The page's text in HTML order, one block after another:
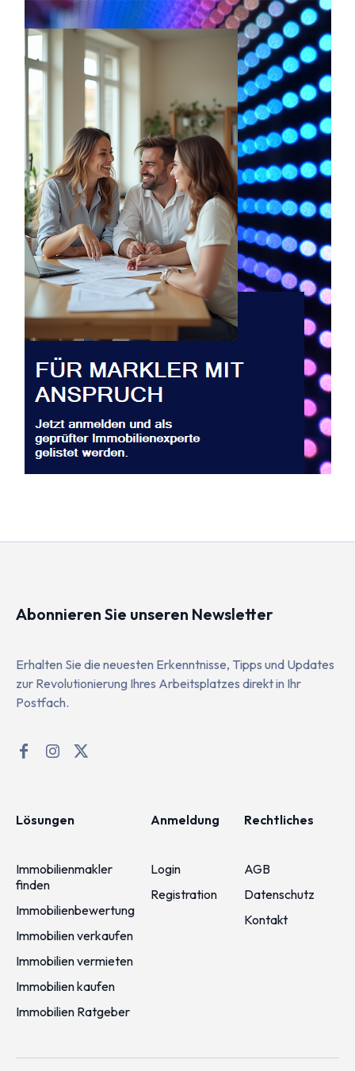
Abonnieren Sie unseren Newsletter
Erhalten Sie die neuesten Erkenntnisse, Tipps und Updates
zur Revolutionierung Ihres Arbeitsplatzes direkt in Ihr
Postfach.
Lösungen
Immobilienmakler
finden
Immobilienbewertung
Immobilien verkaufen
Immobilien vermieten
Immobilien kaufen
Immobilien Ratgeber
Anmeldung
Login
Registration
Rechtliches
AGB
Datenschutz
Kontakt